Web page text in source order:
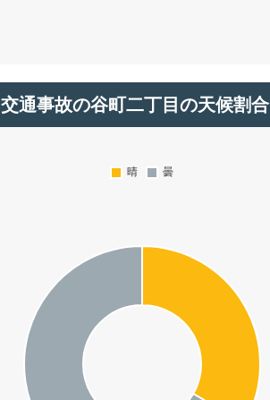
交通事故の谷町二丁目の天候割合